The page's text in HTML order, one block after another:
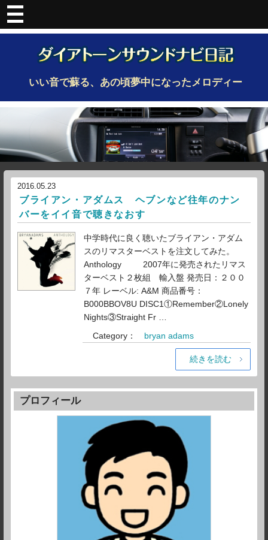
いい音で蘇る、あの頃夢中になったメロディー
2016.05.23
ブライアン・アダムス ヘブンなど往年のナン
バーをイイ音で聴きなおす
中学時代に良く聴いたブライアン・アダム
スのリマスターベストを注文してみた。
Anthology 2007年に発売されたリマス
ターベスト２枚組 輸入盤 発売日：２００
７年 レーベル: A&M 商品番号：
B000BBOV8U DISC1①Remember②Lonely
Nights③Straight Fr …
Category：
bryan adams
続きを読む
プロフィール